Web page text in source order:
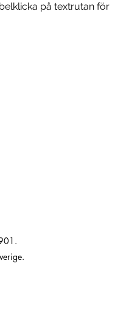
på textrutan för